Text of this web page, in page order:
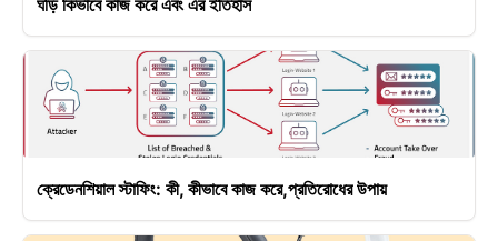
ঘড়ি কিভাবে কাজ করে এবং এর ইতিহাস
ক্রেডেনশিয়াল স্টাফিং: কী, কীভাবে কাজ করে,প্রতিরোধের উপায়